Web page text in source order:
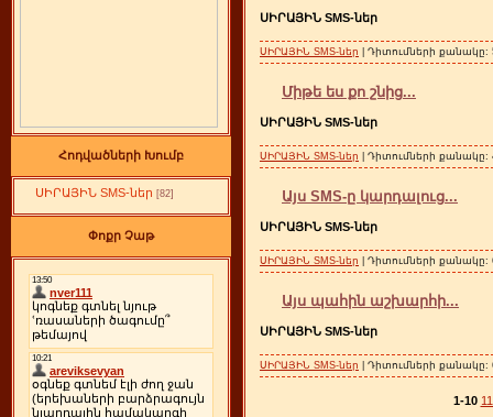
Հոդվածների Խումբ
ՍԻՐԱՅԻՆ SMS-ներ [82]
Փոքր Չաթ
ՍԻՐԱՅԻՆ SMS-ներ
ՍԻՐԱՅԻՆ SMS-ներ | Դիտումների քանակը:
Միթե ես քո շնից...
ՍԻՐԱՅԻՆ SMS-ներ
ՍԻՐԱՅԻՆ SMS-ներ | Դիտումների քանակը:
Այս SMS-ը կարդալուց...
ՍԻՐԱՅԻՆ SMS-ներ
ՍԻՐԱՅԻՆ SMS-ներ | Դիտումների քանակը:
Այս պահին աշխարհի...
ՍԻՐԱՅԻՆ SMS-ներ
ՍԻՐԱՅԻՆ SMS-ներ | Դիտումների քանակը:
1-10